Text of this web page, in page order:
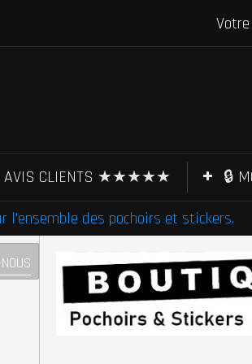
AVIS CLIENTS ★★★★★
🔒
l'ensemble des pochoirs et stickers.